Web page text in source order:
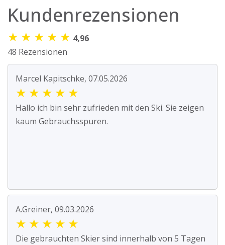
Kundenrezensionen
★ ★ ★ ★ ★ 4,96
48 Rezensionen
Marcel Kapitschke, 07.05.2026
★ ★ ★ ★ ★
Hallo ich bin sehr zufrieden mit den Ski. Sie zeigen
kaum Gebrauchsspuren.
A.Greiner, 09.03.2026
★ ★ ★ ★ ★
Die gebrauchten Skier sind innerhalb von 5 Tagen